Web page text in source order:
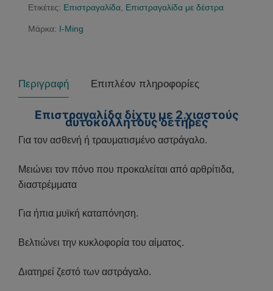
Ετικέτες: Επιστραγαλίδα Επιστραγαλίδα με δέστρα
Μάρκα: I-Ming
Περιγραφή Επιπλέον πληροφορίες
Επιστραγαλίδα δίχτυ με 2 χιαστούς
αυτοκόλλητους δετήρες
Για τον ασθενή ή τραυματισμένο αστράγαλο.
Μειώνει τον πόνο που προκαλείται από αρθρίτιδα,
διαστρέμματα
Για ήπια μυϊκή καταπόνηση.
Βελτιώνει την κυκλοφορία του αίματος.
Διατηρεί ζεστό των αστράγαλο.